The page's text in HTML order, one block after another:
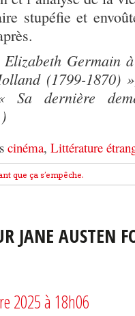
stupéfie et
Germain
(1799-1870)
dernière
cinéma, Littérature
que ça s’empêche.
JANE AUSTEN
2025 à 18h06